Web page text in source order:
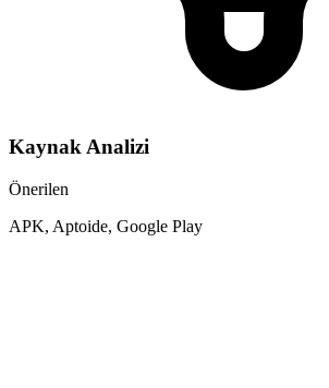
Kaynak Analizi
Önerilen
APK, Aptoide, Google Play